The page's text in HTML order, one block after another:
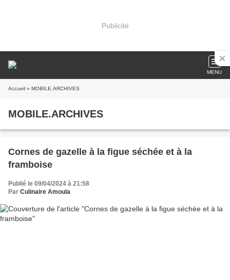
Publicité
MENU
Accueil » MOBILE.ARCHIVES
MOBILE.ARCHIVES
Cornes de gazelle à la figue séchée et à la
framboise
Publié le 09/04/2024 à 21:58
Par Culinaire Amoula